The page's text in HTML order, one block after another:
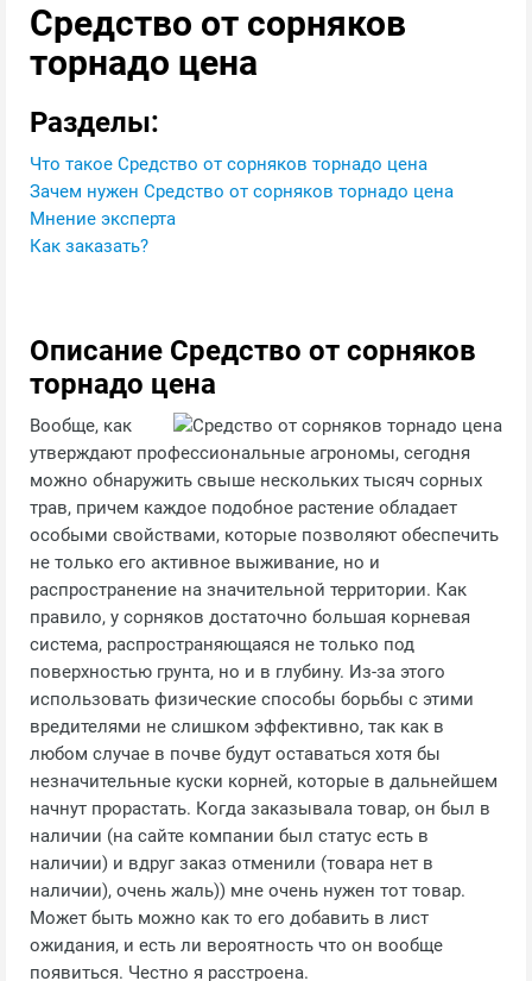
Средство от сорняков
торнадо цена
Разделы:
Что такое Средство от сорняков торнадо цена
Зачем нужен Средство от сорняков торнадо цена
Мнение эксперта
Как заказать?
Описание Средство от сорняков
торнадо цена
Вообще, как
утверждают профессиональные агрономы, сегодня
можно обнаружить свыше нескольких тысяч сорных
трав, причем каждое подобное растение обладает
особыми свойствами, которые позволяют обеспечить
не только его активное выживание, но и
распространение на значительной территории. Как
правило, у сорняков достаточно большая корневая
система, распространяющаяся не только под
поверхностью грунта, но и в глубину. Из-за этого
использовать физические способы борьбы с этими
вредителями не слишком эффективно, так как в
любом случае в почве будут оставаться хотя бы
незначительные куски корней, которые в дальнейшем
начнут прорастать. Когда заказывала товар, он был в
наличии (на сайте компании был статус есть в
наличии) и вдруг заказ отменили (товара нет в
наличии), очень жаль)) мне очень нужен тот товар.
Может быть можно как то его добавить в лист
ожидания, и есть ли вероятность что он вообще
появиться. Честно я расстроена.